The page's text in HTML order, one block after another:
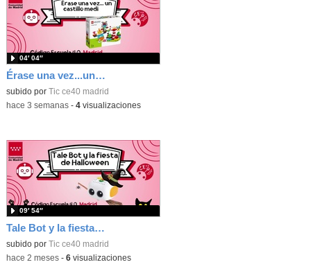
Érase una vez...un castillo medieval
subido por Tic ce40 madrid
04′ 04″
-hace 3 semanas- 4visualizaciones
Tale Bot y la fiesta de Halloween
subido por Tic ce40 madrid
09′ 54″
-hace 2 meses- 6visualizaciones